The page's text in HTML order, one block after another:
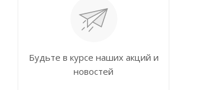
Будьте в курсе наших акций и
новостей